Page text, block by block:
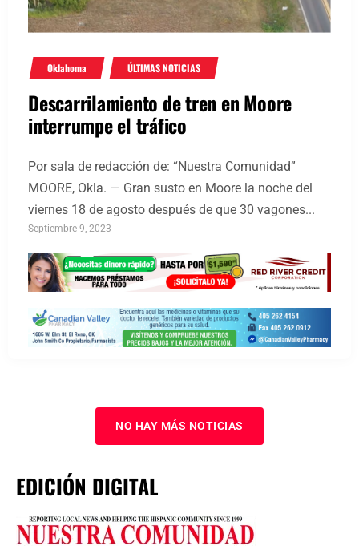
Oklahoma ÚLTIMAS NOTICIAS
Descarrilamiento de tren en Moore
interrumpe el tráfico
Por sala de redacción de: “Nuestra Comunidad”
MOORE, Okla. — Gran susto en Moore la noche del
viernes 18 de agosto después de que 30 vagones...
Septiembre 9, 2023
NO HAY MÁS NOTICIAS
EDICIÓN DIGITAL